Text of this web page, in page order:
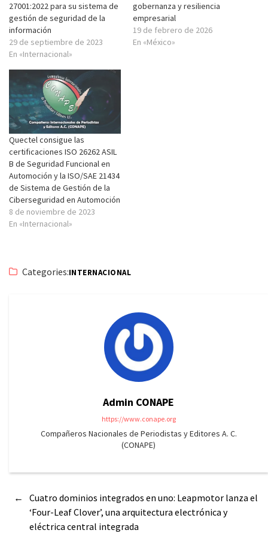
27001:2022 para su sistema de
gestión de seguridad de la
información
29 de septiembre de 2023
En «Internacional»
gobernanza y resiliencia
empresarial
19 de febrero de 2026
En «México»
Quectel consigue las
certificaciones ISO 26262 ASIL
B de Seguridad Funcional en
Automoción y la ISO/SAE 21434
de Sistema de Gestión de la
Ciberseguridad en Automoción
8 de noviembre de 2023
En «Internacional»
Categories:INTERNACIONAL
Admin CONAPE
https://www.conape.org
Compañeros Nacionales de Periodistas y Editores A. C.
(CONAPE)
←
Cuatro dominios integrados en uno: Leapmotor lanza el
‘Four-Leaf Clover’, una arquitectura electrónica y
eléctrica central integrada